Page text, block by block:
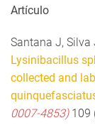
Artículo
Santana J, Silva
Lysinibacillus
collected and
0007-4853)109